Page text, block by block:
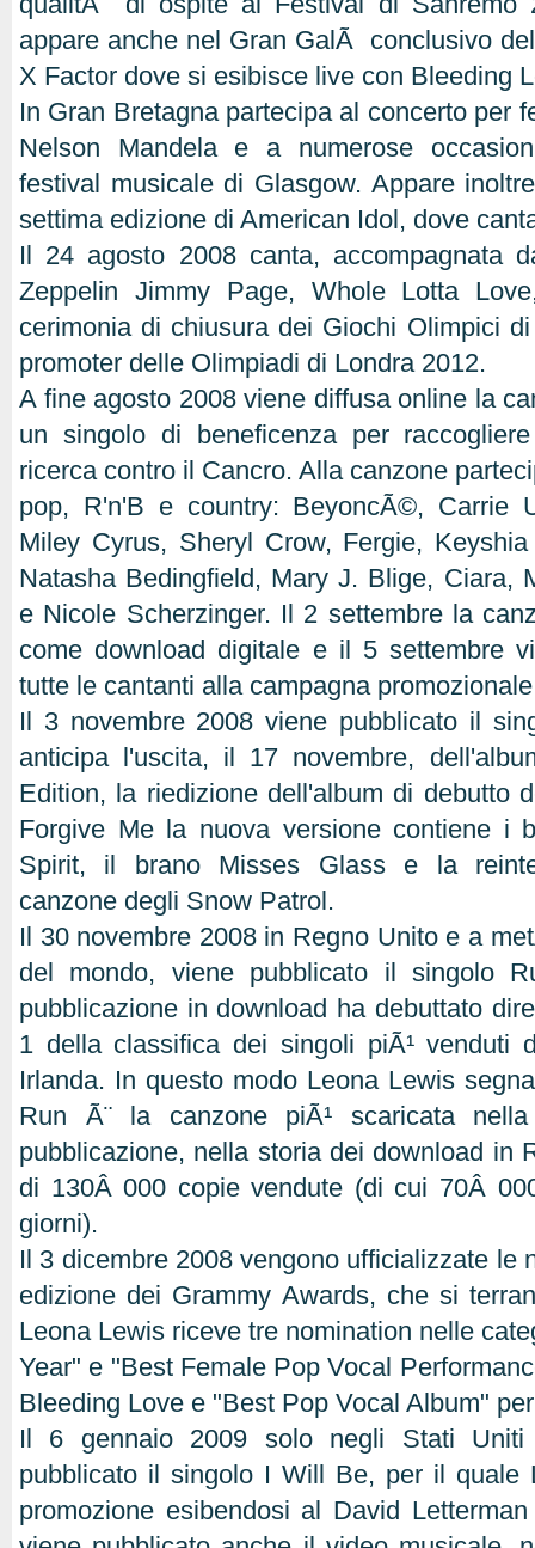
appare anche nel Gran GalÃ conclusivo
X Factor dove si esibisce live con Bleeding
In Gran Bretagna partecipa al concerto per
Nelson Mandela e a numerose
festival musicale di Glasgow. Appare
settima edizione di American Idol, dove
Il 24 agosto 2008 canta, accompagnata
Zeppelin Jimmy Page, Whole Lotta
cerimonia di chiusura dei Giochi Olimpici
promoter delle Olimpiadi di Londra 2012.
A fine agosto 2008 viene diffusa online la
un singolo di beneficenza per
ricerca contro il Cancro. Alla canzone
pop, R'n'B e country: BeyoncÃ©, Carrie
Miley Cyrus, Sheryl Crow, Fergie,
Natasha Bedingfield, Mary J. Blige, Ciara,
e Nicole Scherzinger. Il 2 settembre la
come download digitale e il 5 settembre
tutte le cantanti alla campagna
Il 3 novembre 2008 viene pubblicato il
anticipa l'uscita, il 17 novembre,
Edition, la riedizione dell'album di debutto
Forgive Me la nuova versione contiene i
Spirit, il brano Misses Glass e la
canzone degli Snow Patrol.
Il 30 novembre 2008 in Regno Unito e a
del mondo, viene pubblicato il singolo
pubblicazione in download ha debuttato
1 della classifica dei singoli piÃ¹ venduti
Irlanda. In questo modo Leona Lewis
Run Ã¨ la canzone piÃ¹ scaricata
pubblicazione, nella storia dei download in
di 130Â 000 copie vendute (di cui 70Â
giorni).
Il 3 dicembre 2008 vengono ufficializzate le
edizione dei Grammy Awards, che si
Leona Lewis riceve tre nomination nelle
Year" e "Best Female Pop Vocal
Bleeding Love e "Best Pop Vocal Album"
Il 6 gennaio 2009 solo negli Stati
pubblicato il singolo I Will Be, per il quale
promozione esibendosi al David